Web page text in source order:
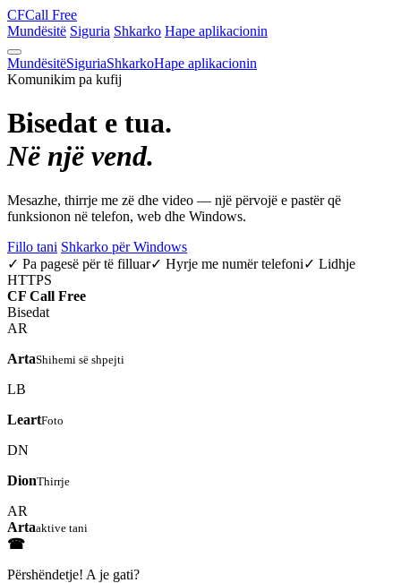
CFCall Free
Mundësitë Siguria Shkarko Hape aplikacionin
MundësitëSiguriaShkarkoHape aplikacionin
Komunikim pa kufij
Bisedat e tua.
Në një vend.
Mesazhe, thirrje me zë dhe video — një përvojë e pastër që
funksionon në telefon, web dhe Windows.
Fillo tani Shkarko për Windows
✓ Pa pagesë për të filluar✓ Hyrje me numër telefoni✓ Lidhje
HTTPS
CF Call Free
Bisedat
AR
ArtaShihemi së shpejti
LB
LeartFoto
DN
DionThirrje
AR
Artaaktive tani
☎
Përshëndetje! A je gati?